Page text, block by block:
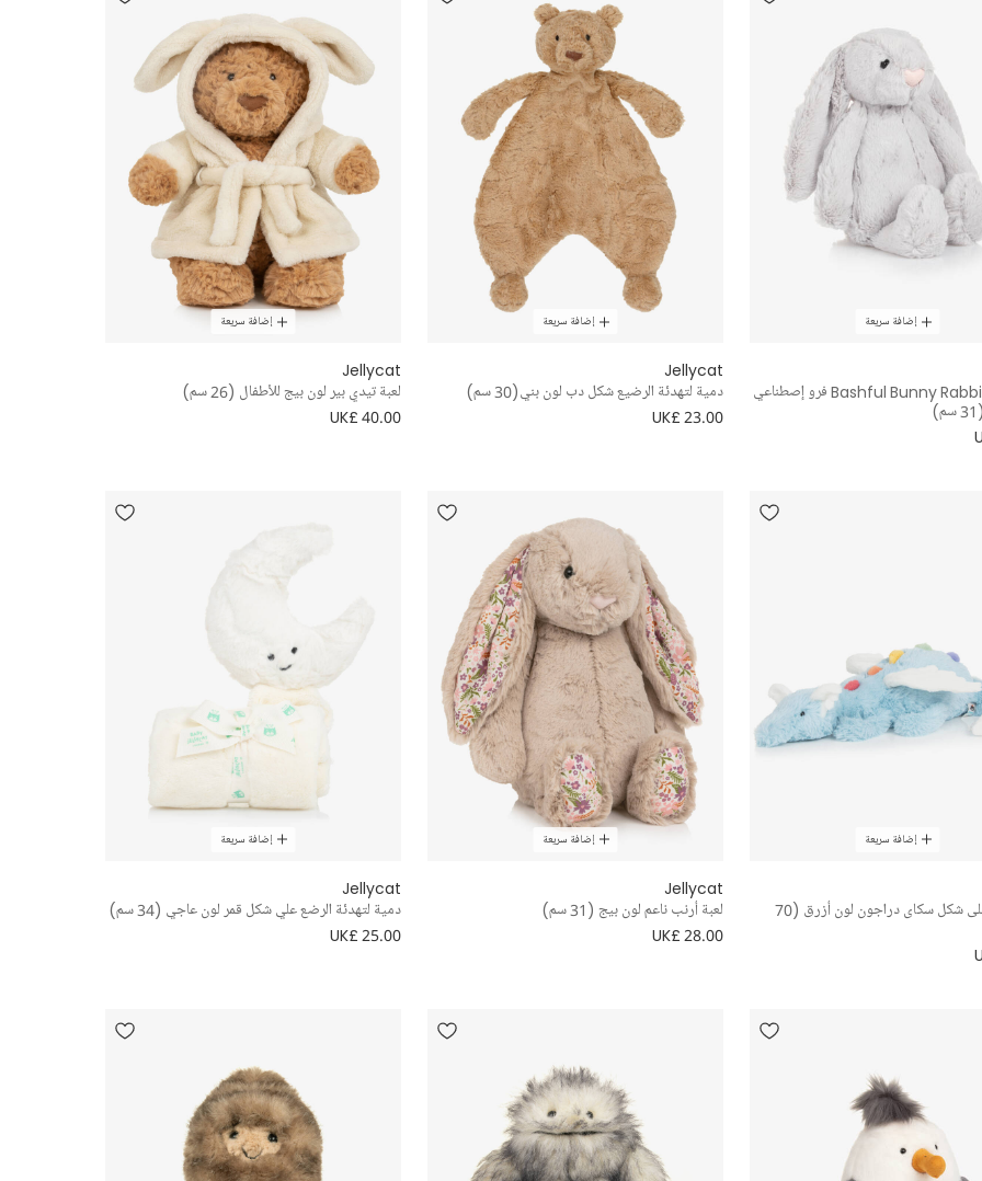
إضافة سريعة
لعبة طرية Bashful Bunny Rabbit فرو إصطناعي
إضافة سريعة
Jellycat
دمية لتهدئة الرضيع شكل دب لون بني(30 سم)
UK£ 23.00
إضافة سريعة
Jellycat
لعبة تيدي بير لون بيج للأطفال (26 سم)
UK£ 40.00
إضافة سريعة
لعبة طرية على شكل سكاى دراجون لون أزرق (70
إضافة سريعة
Jellycat
لعبة أرنب ناعم لون بيج (31 سم)
UK£ 28.00
إضافة سريعة
Jellycat
دمية لتهدئة الرضع علي شكل قمر لون عاجي (34 سم)
UK£ 25.00